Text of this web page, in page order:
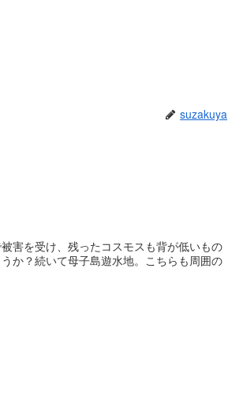
suzakuya
害を受け、残ったコスモスも背が低いもの
か？続いて母子島遊水地。こちらも周囲の